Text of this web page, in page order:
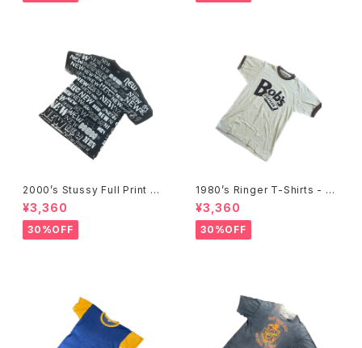
2000’s Stussy Full Print T-
Shirts -2000年代 ステューシ
ー フルプリントTシャツ-
¥3,360
30%OFF
1980’s Ringer T-Shirts - 19
80年代 リンガーTシャツ-
¥3,360
30%OFF